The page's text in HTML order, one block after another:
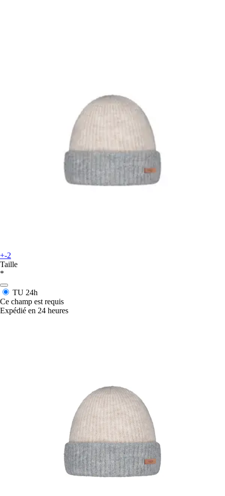
+-2
Taille
*
TU 24h
Ce champ est requis
Expédié en 24 heures